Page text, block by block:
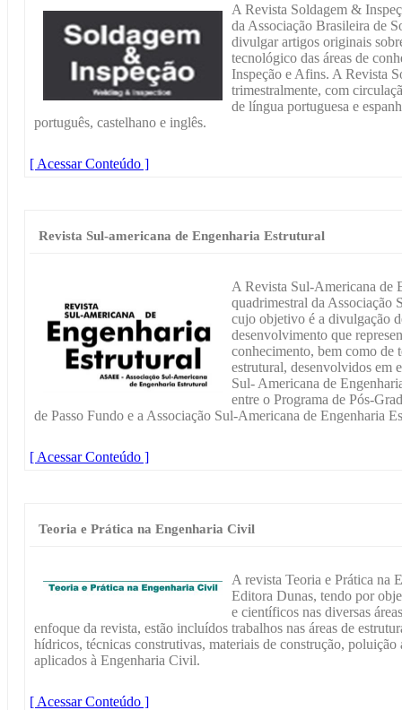
A Revista Soldagem &
da Associação Brasileira de
divulgar artigos originais
tecnológico das áreas de
Inspeção e Afins. A Revista
trimestralmente, com
de língua portuguesa e
português, castelhano e inglês.
[ Acessar Conteúdo ]
Revista Sul-americana de Engenharia Estrutural
A Revista Sul-Americana de
quadrimestral da Associação
cujo objetivo é a divulgação
desenvolvimento que
conhecimento, bem como de
estrutural, desenvolvidos em
Sul- Americana de
entre o Programa de Pós-
de Passo Fundo e a Associação Sul-Americana de Engenharia
[ Acessar Conteúdo ]
Teoria e Prática na Engenharia Civil
A revista Teoria e Prática na
Editora Dunas, tendo por
e científicos nas diversas
enfoque da revista, estão incluídos trabalhos nas áreas de
hídricos, técnicas construtivas, materiais de construção,
aplicados à Engenharia Civil.
[ Acessar Conteúdo ]